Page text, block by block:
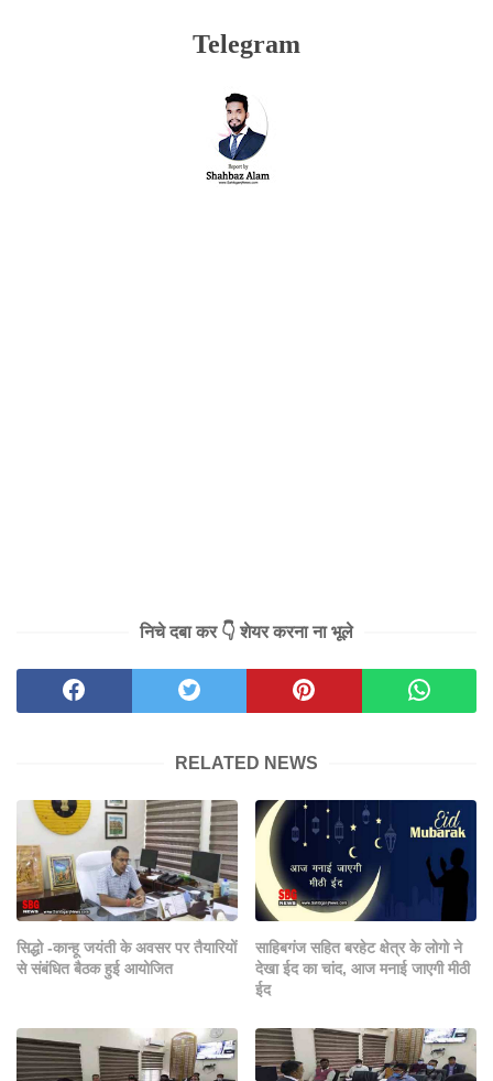
Telegram
निचे दबा कर 👇 शेयर करना ना भूले
RELATED NEWS
सिद्धो -कान्हू जयंती के अवसर पर तैयारियों
से संबंधित बैठक हुई आयोजित
साहिबगंज सहित बरहेट क्षेत्र के लोगो ने
देखा ईद का चांद, आज मनाई जाएगी मीठी
ईद